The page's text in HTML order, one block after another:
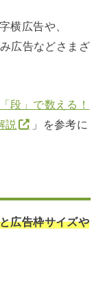
横広告や、
広告などさまざ
段」で数える！
説
」を参考に
広告枠サイズや